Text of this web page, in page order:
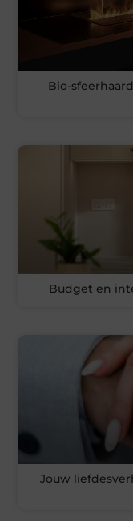
Bio-
Budget en
Jouw